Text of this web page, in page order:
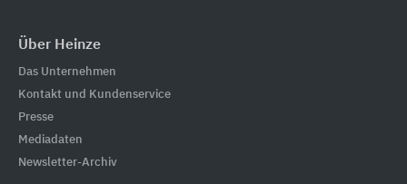
Über Heinze
Das Unternehmen
Kontakt und Kundenservice
Presse
Mediadaten
Newsletter-Archiv